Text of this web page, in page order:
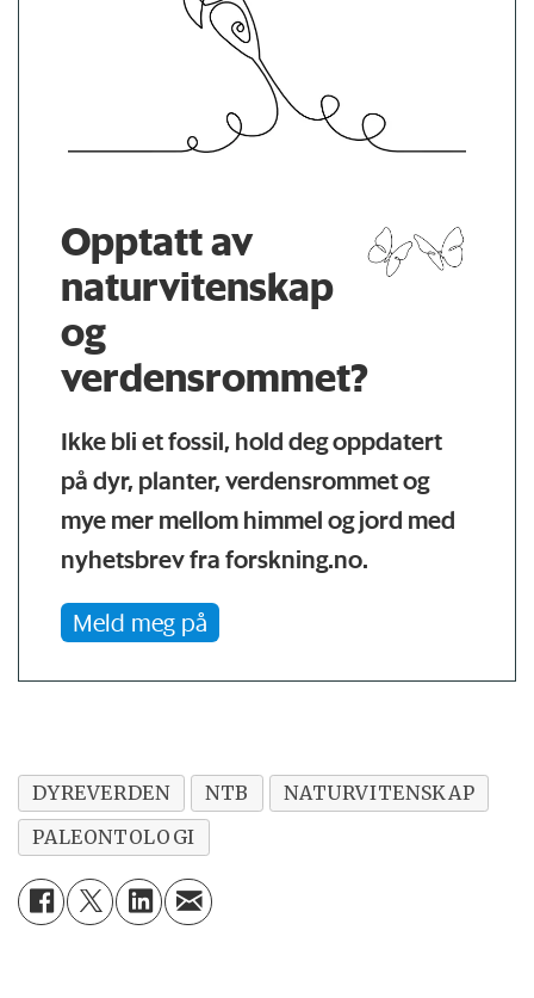
Opptatt av
naturvitenskap
og
verdensrommet?
Ikke bli et fossil, hold deg oppdatert
på dyr, planter, verdensrommet og
mye mer mellom himmel og jord med
nyhetsbrev fra forskning.no.
Meld meg på
DYREVERDEN NTB
NATURVITENSKAP
PALEONTOLOGI